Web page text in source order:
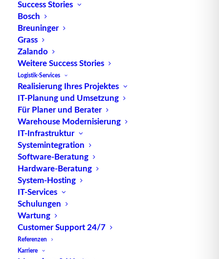
Success Stories
Bosch
Breuninger
Grass
Zalando
Weitere Success Stories
Logistik-Services
Realisierung Ihres Projektes
IT-Planung und Umsetzung
Für Planer und Berater
Warehouse Modernisierung
IT-Infrastruktur
Systemintegration
Software-Beratung
Hardware-Beratung
System-Hosting
IT-Services
Schulungen
Wartung
Customer Support 24/7
Referenzen
Karriere
Gesamtheit der Packmittel und Packhilfsmittel.
Unter einer Packung versteht man die Einheit von
Packgut und V. Häufig wird sie auch als Packstück
bezeichnet, jedoch können Packstücke aus einer
oder aus mehreren Packungen bestehen.
Eine umfassendere V.definition liefert die
Verpackungsverordnung von 1998, welche den
Fokus von den materiellen Bestandteilen einer V.
abwendet, indem sie diese voraussetzt, und
stattdessen die ganzheitliche Betrachtung der
Lieferkette betont, in der eine V. ihre Verwendung
findet. In diesem Sinn sind V. aus beliebigen
Stoffen hergestellte Produkte zur Aufnahme, zum
Schutz, zur Handhabung, zur
Darbietung von Waren, die vom Rohstoff bis zum
Verarbeitungserzeugnis reichen können und vom
Hersteller an den Benutzer oder Verbraucher
weitergegeben werden.
Quelle: logipedia / Fraunhofer IML